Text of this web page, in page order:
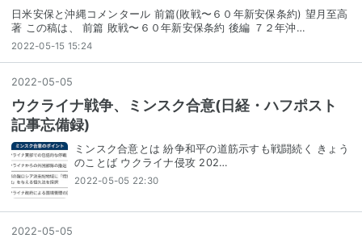
日米安保と沖縄コメンタール 前篇(敗戦〜６０年新安保条約) 望月至高
著 この稿は、 前篇 敗戦〜６０年新安保条約 後編 ７２年沖…
2022-05-15 15:24
2022-05-05
ウクライナ戦争、ミンスク合意(日経・ハフポスト
記事忘備録)
ミンスク合意とは 紛争和平の道筋示すも戦闘続く きょう
のことば ウクライナ侵攻 202…
2022-05-05 22:30
2022-05-05